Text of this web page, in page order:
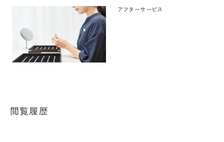
アフターサービス
閲覧履歴